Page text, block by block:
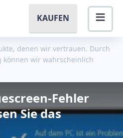
KAUFEN
denen wir vertrauen. Durch
wir wahrscheinlich
Fehler
Sie das